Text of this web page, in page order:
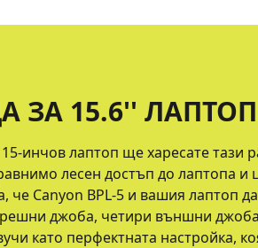
ЗА 15.6''
инчов лаптоп ще харесате тази
лесен достъп до лаптопа и
че Canyon BPL-5 и вашия лаптоп
джоба, четири външни
като перфектната настройка,